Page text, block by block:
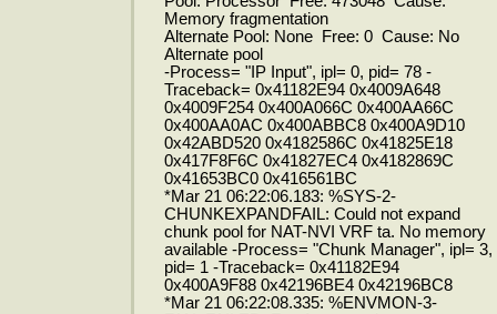
Memory fragmentation
Alternate Pool: None Free: 0 Cause: No
Alternate pool
-Process= "IP Input", ipl= 0, pid= 78 -
Traceback= 0x41182E94 0x4009A648
0x4009F254 0x400A066C 0x400AA66C
0x400AA0AC 0x400ABBC8 0x400A9D10
0x42ABD520 0x4182586C 0x41825E18
0x417F8F6C 0x41827EC4 0x4182869C
0x41653BC0 0x416561BC
*Mar 21 06:22:06.183: %SYS-2-
CHUNKEXPANDFAIL: Could not expand
chunk pool for NAT-NVI VRF ta. No memory
available -Process= "Chunk Manager", ipl= 3,
pid= 1 -Traceback= 0x41182E94
0x400A9F88 0x42196BE4 0x42196BC8
*Mar 21 06:22:08.335: %ENVMON-3-